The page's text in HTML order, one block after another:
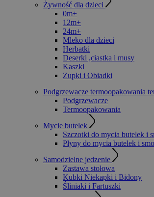
Żywność dla dzieci
0m+
12m+
24m+
Mleko dla dzieci
Herbatki
Deserki ,ciastka i musy
Kaszki
Zupki i Obiadki
Podgrzewacze termoopakowania
Podgrzewacze
Termoopakowania
Mycie butelek
Szczotki do mycia butelek i
Płyny do mycia butelek i
Samodzielne jedzenie
Zastawa stołowa
Kubki Niekapki i Bidony
Śliniaki i Fartuszki